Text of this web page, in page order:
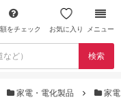
をチェック お気に入り メニュー
検索
家電・電化製品 家電